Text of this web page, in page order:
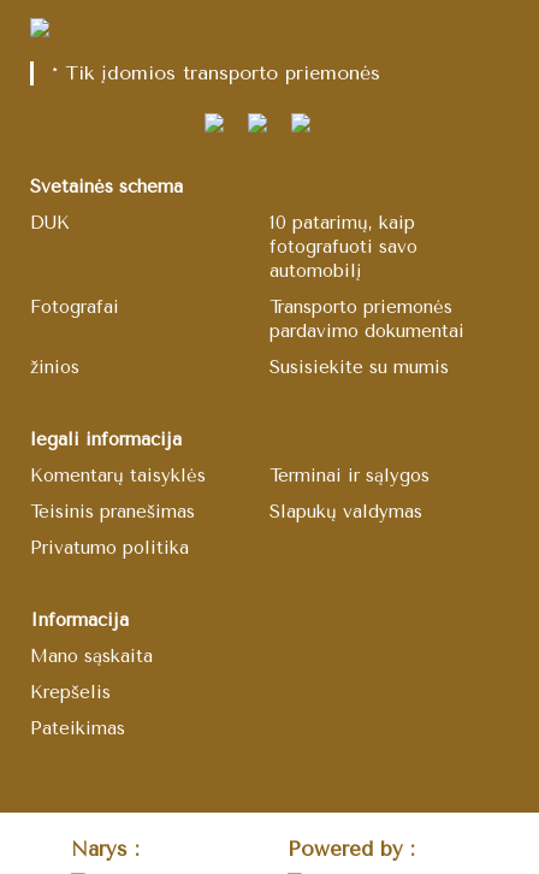
* Tik įdomios transporto priemonės
Svetainės schema
DUK
10 patarimų, kaip
fotografuoti savo
automobilį
Fotografai
Transporto priemonės
pardavimo dokumentai
žinios
Susisiekite su mumis
legali informacija
Komentarų taisyklės
Terminai ir sąlygos
Teisinis pranešimas
Slapukų valdymas
Privatumo politika
Informacija
Mano sąskaita
Krepšelis
Pateikimas
Narys : Powered by :